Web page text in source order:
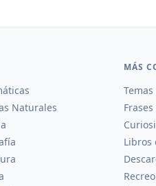
Naturales
MÁS
Libros
Recreo